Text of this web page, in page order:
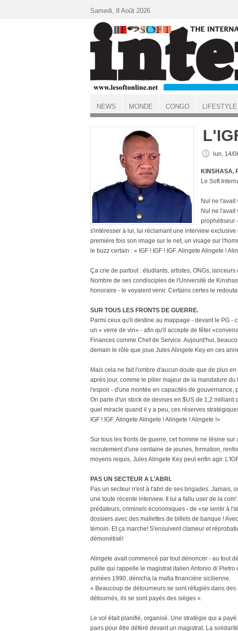
ACCUEIL
lun, 14/
KINSHASA,
Le Soft
Nul ne l'avait
Nul ne l'avait
prophétiseur
s'intéresser à lui, lui réclamant une interview
première fois son image sur le net, un visage sur
le buzz certain : « IGF ! IGF ! IGF. Alingete Alingete !
Ça crie de partout : étudiants, artistes, ONGs,
Nombre de ses condisciples de l'Université de
honoraire - le voyaient venir. Certains certes le
SUR TOUS LES FRONTS DE GUERRE.
Parmi ceux qu'il destine au mappage - devant le PG
un « verre de vin» - afin qu'il accepte de fêter
Finances comme Chef de Service. Aujourd'hui,
demain le rôle que joue Jules Alingete Key en ces
Mais cela ne fait l'ombre d'aucun doute que de plus
après jour, comme le pilier majeur de la mandature
l'espoir - d'une montée en capacités de gouvernance,
On parle d'un stock de devises en $US de 1,2
quel miracle quand il y a peu, ces réserves
IGF ! IGF. Alingete Alingete ! Alingete ! Alingete !»
Sur tous les fronts de guerre, cet homme ne lésine
recrutement d'une centaine de jeunes, formation,
moyens requis, Jules Alingete Key peut enfin agir.
PAS UN SECTEUR A L'ABRI.
Pas un secteur n'est à l'abri de ses brigades. Jamais,
une toute récente interview. Il lui a fallu user de la
prédateurs, criminels économiques - de «se sentir à
dossiers avec des mallettes de billets de banque !
témoin. Et ça marche! S'ensuivent clameur et
démonétisé!
Alingete avait commencé par tout dénoncer - au tout
pulite qui rappelle le magistrat italien Antonio di
années 1990, dénicha la mafia financière sicilienne.
« Beaucoup de détourneurs se sont réfugiés dans
détournés, ils se sont payés des sièges ».
Le vol était planifié, organisé. Une stratégie qui a
pairs pour être déféré devant un magistrat. La
Samedi, 8 Août 2026
NEWS MONDE CONGO LIFESTYLE